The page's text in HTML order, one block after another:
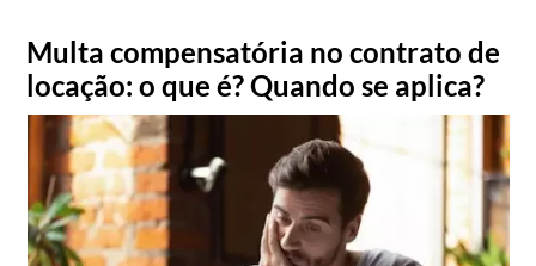
Multa compensatória no contrato de
locação: o que é? Quando se aplica?